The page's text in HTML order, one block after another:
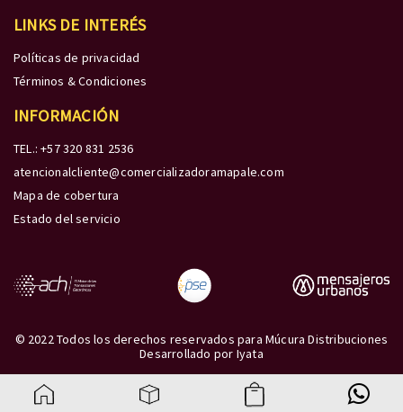
LINKS DE INTERÉS
Políticas de privacidad
Términos & Condiciones
INFORMACIÓN
TEL.: +57 320 831 2536
atencionalcliente@comercializadoramapale.com
Mapa de cobertura
Estado del servicio
© 2022 Todos los derechos reservados para Múcura Distribuciones
Desarrollado por Iyata